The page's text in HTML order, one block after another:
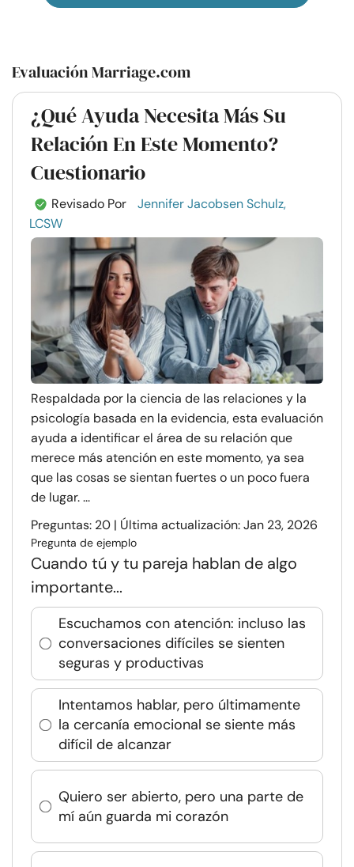
Evaluación Marriage.com
¿Qué Ayuda Necesita Más Su
Relación En Este Momento?
Cuestionario
Revisado Por
Jennifer Jacobsen Schulz,
LCSW
Respaldada por la ciencia de las relaciones y la
psicología basada en la evidencia, esta evaluación
ayuda a identificar el área de su relación que
merece más atención en este momento, ya sea
que las cosas se sientan fuertes o un poco fuera
de lugar. ...
Preguntas: 20 | Última actualización: Jan 23, 2026
Pregunta de ejemplo
Cuando tú y tu pareja hablan de algo
importante...
Escuchamos con atención: incluso las
conversaciones difíciles se sienten
seguras y productivas
Intentamos hablar, pero últimamente
la cercanía emocional se siente más
difícil de alcanzar
Quiero ser abierto, pero una parte de
mí aún guarda mi corazón